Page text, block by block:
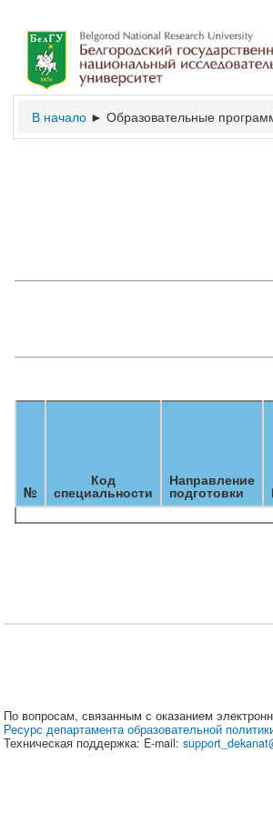
В начало ► Образовательные
№
Код
специальности
Направление
подготовки
По вопросам, связанным с оказанием
Ресурс департамента образовательной
Техническая поддержка: E-mail: